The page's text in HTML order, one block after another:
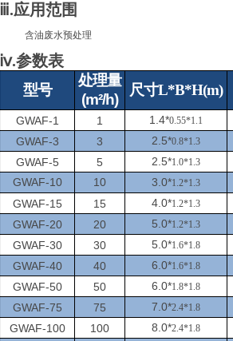
ⅲ.应用范围
含油废水预处理
ⅳ.参数表
型号
处理量
(m²/h)
尺寸L*B*H(m)
GWAF-1 1 1.4*0.55*1.1
GWAF-3
3 2.5*0.8*1.3
GWAF-5
5 2.5*1.0*1.3
GWAF-10
10 3.0*1.2*1.3
GWAF-15
15 4.0*1.2*1.3
GWAF-20
20 5.0*1.2*1.3
GWAF-30
30 5.0*1.6*1.8
GWAF-40
40 6.0*1.6*1.8
GWAF-50
50 6.0*1.8*1.8
GWAF-75
75 7.0*2.4*1.8
GWAF-100
100 8.0*2.4*1.8